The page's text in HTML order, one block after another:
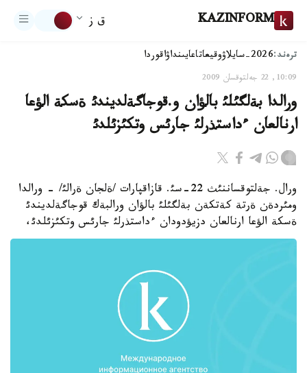
KAZINFORM ق ز
ترەند:2026-سايلاۋ وقيعاتاعايىنداۋاقوردا
10:09, 22 جەلتوقسان 2009
ورالدا بةلگئلئ بالؤان و.قوجاگةلديندئ ةسكة الؤعا
ارنالعان ءداستذرلئ جارئس وتكئزئلدئ
ورال. جةلتوقساننئث 22-سئ. قازاقپارات /ةلجان ةرالئ/ - ورالدا
ومئردةن ةرتة كةتكةن بةلگئلئ بالؤان ورالبةك قوجاگةلديندئ
ةسكة الؤعا ارنالعان دزيؤدودان ءداستذرلئ جارئس وتكئزئلدئ،